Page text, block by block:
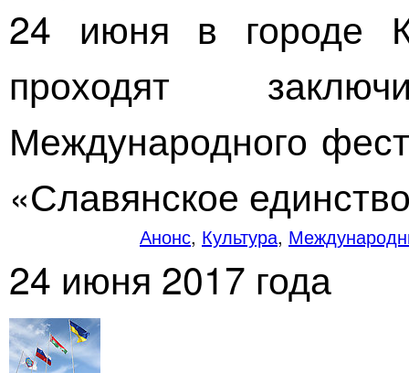
24 июня в городе
проходят
Международного
«Славянское
Анонс, Культура,
24 июня 2017 года